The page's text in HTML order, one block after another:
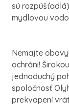
sú
mydlovou
Nemajte
ochráni!
jednoduchý
spoločnosť
prekvapení